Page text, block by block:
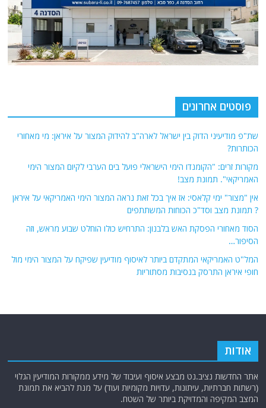
פוסטים אחרונים
שת"פ מודיעיני הדוק בין ישראל לארה"ב להידוק המצור על איראן: מי מאחורי
הכותרות?
מקורות זרים: "הקומנדו הימי הישראלי פועל בים הערבי לקיום המצור הימי
האמריקאי". תמונת מצב!
אין "מצור" ימי קלאסי: אז איך בכל זאת נראה המצור הימי האמריקאי על איראן
? תמונת מצב וסד"כ הכוחות המשתתפים
הסוד מאחורי הפסקת האש בלבנון: התרחיש כולו הוחלט שבוע מראש, וזה
הסיפור…
המל"ט האמריקאי המתקדם ביותר לאיסוף מודיעין שפיקח על המצור הימי מול
חופי איראן התרסק בנסיבות מסתוריות
אודות
אתר החדשות נציב.נט מבצע איסוף ועיבוד של מידע ממקורות המודיעין הגלוי
(רשתות חברתיות, עיתונות, עדויות מקומיות ועוד) על מנת להביא את תמונת
המצב המקיפה והמדויקת ביותר של השטח.